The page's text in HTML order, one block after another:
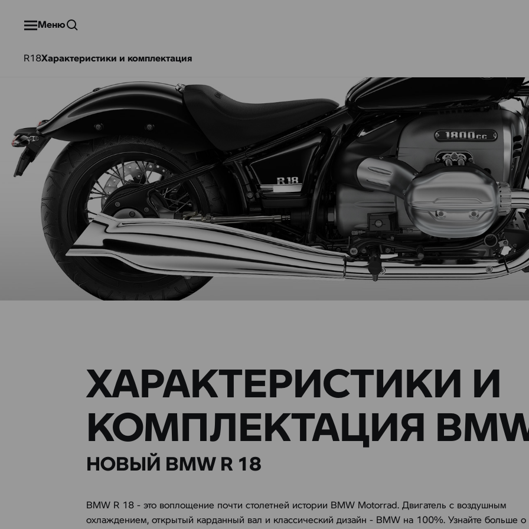
Меню
R18Характеристики и комплектация
ХАРАКТЕРИСТИКИ И
КОМПЛЕКТАЦИЯ
НОВЫЙ BMW R 18
BMW R 18 - это воплощение почти столетней истории BMW Motorrad. Двигатель с воздушным
охлаждением, открытый карданный вал и классический дизайн - BMW на 100%. Узнайте больше о